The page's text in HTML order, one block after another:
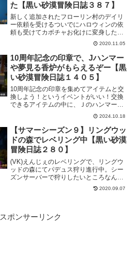
た【黒い砂漠冒険日誌３８７】
新しく追加されたフローリン村のデイリ
ー依頼を受けるついでにハロウィンの依
頼も受けてカボチャお化けに変身した
ら、かなり使い勝手がよくなってまし
た。以前よりだいぶと移動が速くなって
たので依頼をこなすのも楽になった気が
する。そしてべリア村では各地の鍛冶屋
が大集合してました。
2020.11.05
10周年記念の印章で、Jハンマー
や夢見る香炉がもらえるぞー【黒
い砂漠冒険日誌１４０５】
10周年記念の印章を集めてアイテムと交
換しよう！というイベントがいい！交換
できるアイテムの中に、Ｊのハンマーや
夢見る香炉などほしものばかりでウキウ
キですｗイベント内容もバルタリ村長を
訪ねたＮＰＣに話しかけるだけという素
敵な内容となっています。
2024.10.18
【サマーシーズン９】リングウッ
ドの森でレベリング中【黒い砂漠
冒険日誌２８０】
(VK)えんじぇのレベリングで、リングウ
ッドの森にてパデュス狩り進行中。シー
ズンサーバーで狩りしたいところなんだ
けど、混雑を避けるために通常サーバー
で狩りしてます。人気の狩場なのか同じ
2020.09.07
スポンサーリンク